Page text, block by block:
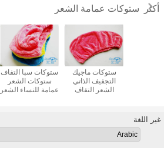
أكثر ستوكات عمامة الشعر
ستوكات سبا التفاف
ستوكات الشعر
عمامة للنساء الشعر
ستوكات ماجيك
التجفيف الذاتي
الشعر التفاف
غير اللغة